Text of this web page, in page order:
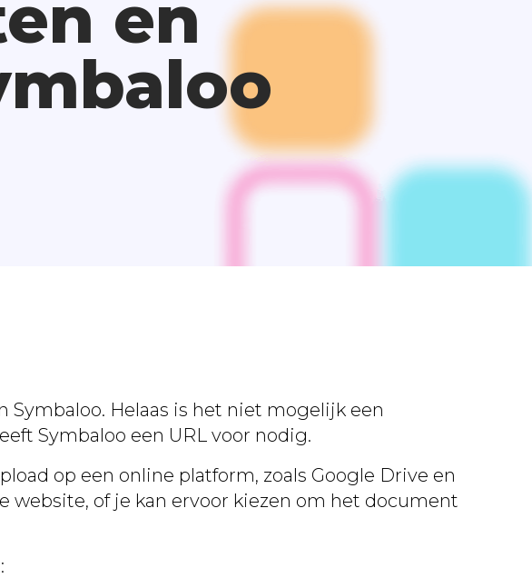
en
Helaas is het niet mogelijk een
Symbaloo een URL voor nodig.
op een online platform, zoals Google Drive en
website, of je kan ervoor kiezen om het document